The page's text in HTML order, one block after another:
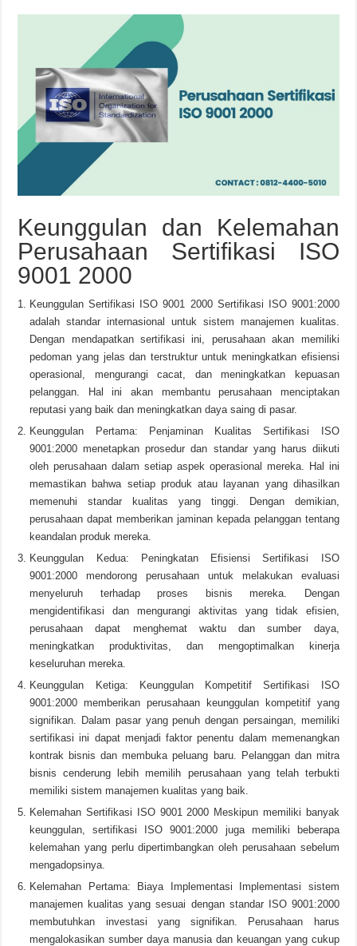
Keunggulan dan Kelemahan
Perusahaan Sertifikasi ISO
9001 2000
Keunggulan Sertifikasi ISO 9001 2000 Sertifikasi ISO 9001:2000
adalah standar internasional untuk sistem manajemen kualitas.
Dengan mendapatkan sertifikasi ini, perusahaan akan memiliki
pedoman yang jelas dan terstruktur untuk meningkatkan efisiensi
operasional, mengurangi cacat, dan meningkatkan kepuasan
pelanggan. Hal ini akan membantu perusahaan menciptakan
reputasi yang baik dan meningkatkan daya saing di pasar.
Keunggulan Pertama: Penjaminan Kualitas Sertifikasi ISO
9001:2000 menetapkan prosedur dan standar yang harus diikuti
oleh perusahaan dalam setiap aspek operasional mereka. Hal ini
memastikan bahwa setiap produk atau layanan yang dihasilkan
memenuhi standar kualitas yang tinggi. Dengan demikian,
perusahaan dapat memberikan jaminan kepada pelanggan tentang
keandalan produk mereka.
Keunggulan Kedua: Peningkatan Efisiensi Sertifikasi ISO
9001:2000 mendorong perusahaan untuk melakukan evaluasi
menyeluruh terhadap proses bisnis mereka. Dengan
mengidentifikasi dan mengurangi aktivitas yang tidak efisien,
perusahaan dapat menghemat waktu dan sumber daya,
meningkatkan produktivitas, dan mengoptimalkan kinerja
keseluruhan mereka.
Keunggulan Ketiga: Keunggulan Kompetitif Sertifikasi ISO
9001:2000 memberikan perusahaan keunggulan kompetitif yang
signifikan. Dalam pasar yang penuh dengan persaingan, memiliki
sertifikasi ini dapat menjadi faktor penentu dalam memenangkan
kontrak bisnis dan membuka peluang baru. Pelanggan dan mitra
bisnis cenderung lebih memilih perusahaan yang telah terbukti
memiliki sistem manajemen kualitas yang baik.
Kelemahan Sertifikasi ISO 9001 2000 Meskipun memiliki banyak
keunggulan, sertifikasi ISO 9001:2000 juga memiliki beberapa
kelemahan yang perlu dipertimbangkan oleh perusahaan sebelum
mengadopsinya.
Kelemahan Pertama: Biaya Implementasi Implementasi sistem
manajemen kualitas yang sesuai dengan standar ISO 9001:2000
membutuhkan investasi yang signifikan. Perusahaan harus
mengalokasikan sumber daya manusia dan keuangan yang cukup